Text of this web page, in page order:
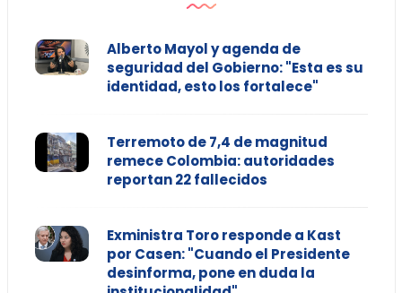
Alberto Mayol y agenda de
seguridad del Gobierno: "Esta es su
identidad, esto los fortalece"
Terremoto de 7,4 de magnitud
remece Colombia: autoridades
reportan 22 fallecidos
Exministra Toro responde a Kast
por Casen: "Cuando el Presidente
desinforma, pone en duda la